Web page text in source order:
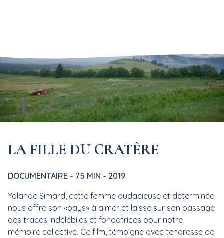
LA FILLE DU CRATÈRE
DOCUMENTAIRE - 75 MIN - 2019
Yolande Simard, cette femme audacieuse et déterminée
nous offre son «pays» à aimer et laisse sur son passage
des traces indélébiles et fondatrices pour notre
mémoire collective. Ce film, témoigne avec tendresse de